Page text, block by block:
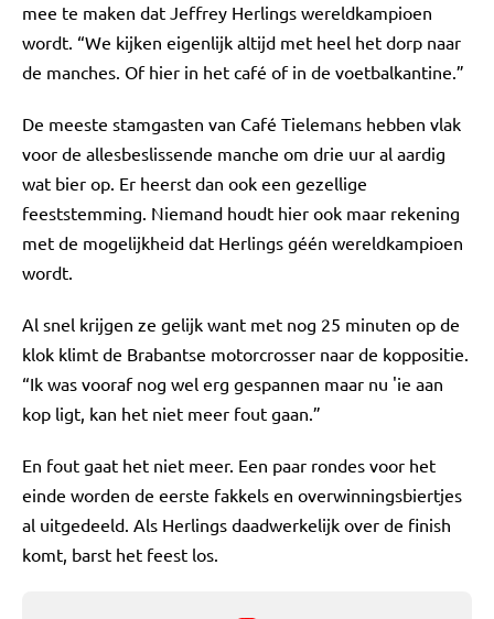
mee te maken dat Jeffrey Herlings wereldkampioen
wordt. “We kijken eigenlijk altijd met heel het dorp naar
de manches. Of hier in het café of in de voetbalkantine.”
De meeste stamgasten van Café Tielemans hebben vlak
voor de allesbeslissende manche om drie uur al aardig
wat bier op. Er heerst dan ook een gezellige
feeststemming. Niemand houdt hier ook maar rekening
met de mogelijkheid dat Herlings géén wereldkampioen
wordt.
Al snel krijgen ze gelijk want met nog 25 minuten op de
klok klimt de Brabantse motorcrosser naar de koppositie.
“Ik was vooraf nog wel erg gespannen maar nu 'ie aan
kop ligt, kan het niet meer fout gaan.”
En fout gaat het niet meer. Een paar rondes voor het
einde worden de eerste fakkels en overwinningsbiertjes
al uitgedeeld. Als Herlings daadwerkelijk over de finish
komt, barst het feest los.